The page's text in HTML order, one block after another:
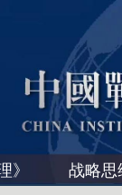
》 战略思